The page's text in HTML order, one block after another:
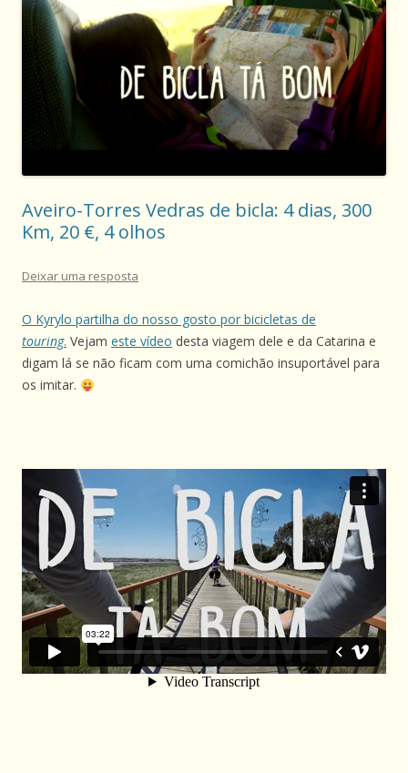
Aveiro-Torres Vedras de bicla: 4 dias, 300
Km, 20 €, 4 olhos
Deixar uma resposta
O Kyrylo partilha do nosso gosto por bicicletas de
touring. Vejam este vídeo desta viagem dele e da Catarina e
digam lá se não ficam com uma comichão insuportável para
os imitar.